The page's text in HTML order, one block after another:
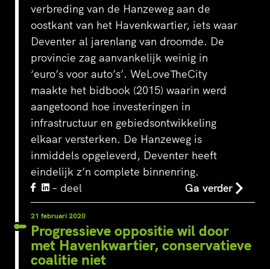
verbreding van de Hanzeweg aan de
oostkant van het Havenkwartier, iets waar
Deventer al jarenlang van droomde. De
provincie zag aanvankelijk weinig in
‘euro’s voor auto’s’. WeLoveTheCity
maakte het bidbook (2015) waarin werd
aangetoond hoe investeringen in
infrastructuur en gebiedsontwikkeling
elkaar versterken. De Hanzeweg is
inmiddels opgeleverd, Deventer heeft
eindelijk z’n complete binnenring.
– deel
Ga verder
21 februari 2020
Progressieve oppositie wil door
met Havenkwartier, conservatieve
coalitie niet